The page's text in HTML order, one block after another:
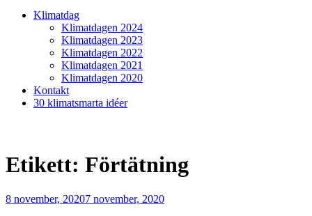
Klimatdag
Klimatdagen 2024
Klimatdagen 2023
Klimatdagen 2022
Klimatdagen 2021
Klimatdagen 2020
Kontakt
30 klimatsmarta idéer
Etikett: Förtätning
Publicerat
8 november, 20207 november, 2020